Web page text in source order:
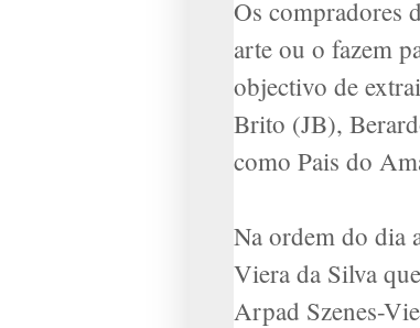
Os compradores
arte ou o fazem
objectivo de
Brito (JB),
como Pais do
Na ordem do dia
Viera da Silva
Arpad Szenes-